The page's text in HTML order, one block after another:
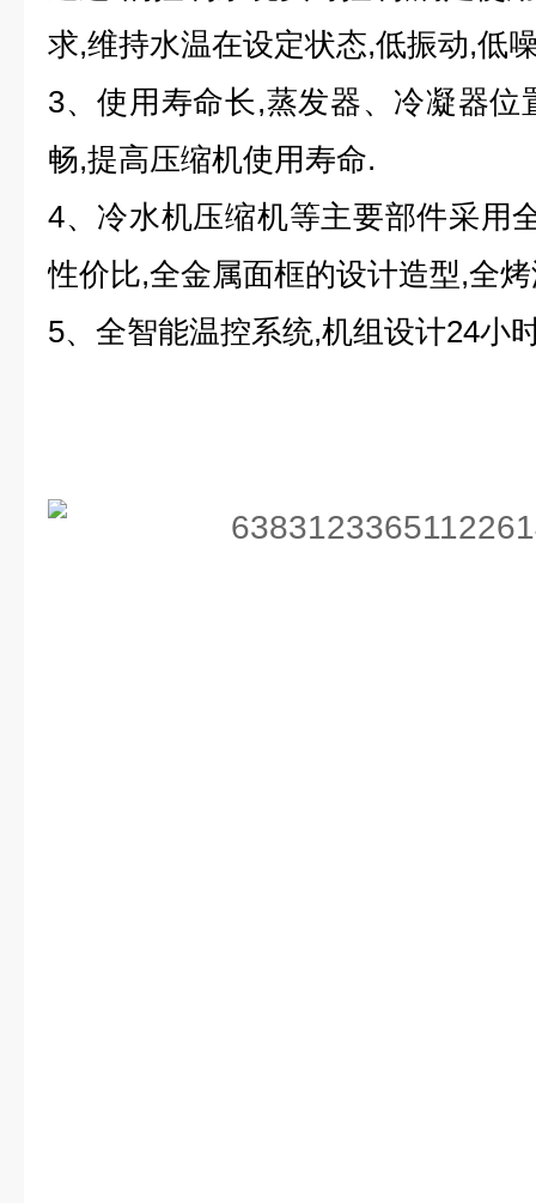
求,维持水温在设定状态,低振动,低
3、使用寿命长,蒸发器、冷凝器
畅,提高压缩机使用寿命.
4、冷水机压缩机等主要部件采用
性价比,全金属面框的设计造型,全
5、全智能温控系统,机组设计24小